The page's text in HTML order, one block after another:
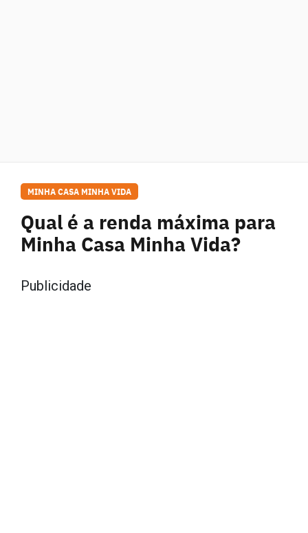
MINHA CASA MINHA VIDA
Qual é a renda máxima para
Minha Casa Minha Vida?
Publicidade